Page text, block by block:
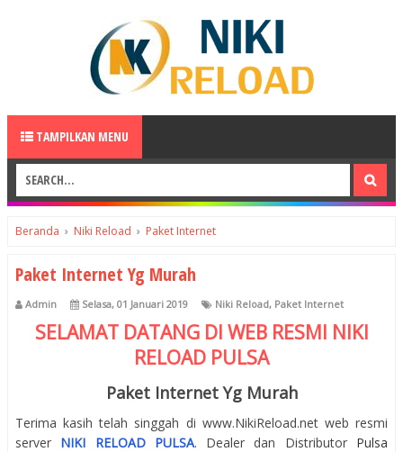
TAMPILKAN MENU
Beranda › Niki Reload › Paket Internet
Paket Internet Yg Murah
Admin Selasa, 01 Januari 2019 Niki Reload, Paket Internet
SELAMAT DATANG DI WEB RESMI NIKI
RELOAD PULSA
Paket Internet Yg Murah
Terima kasih telah singgah di www.NikiReload.net web resmi
server NIKI RELOAD PULSA. Dealer dan Distributor Pulsa